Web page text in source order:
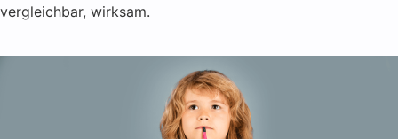
vergleichbar, wirksam.